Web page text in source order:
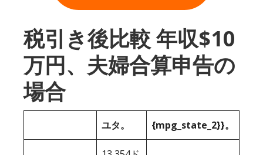
税引き後比較 年収$10
万円、夫婦合算申告の
場合
ユタ。 {mpg_state_2}}。